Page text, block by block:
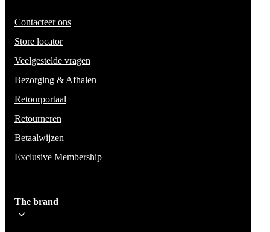
Contacteer ons
Store locator
Veelgestelde vragen
Bezorging & Afhalen
Retourportaal
Retourneren
Betaalwijzen
Exclusive Membership
The brand